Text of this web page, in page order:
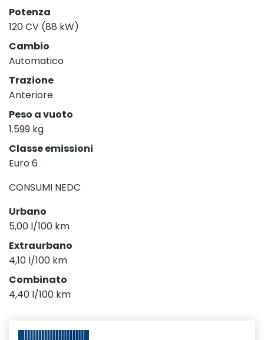
Potenza
120 CV (88 kW)
Cambio
Automatico
Trazione
Anteriore
Peso a vuoto
1.599 kg
Classe emissioni
Euro 6
CONSUMI NEDC
Urbano
5,00 l/100 km
Extraurbano
4,10 l/100 km
Combinato
4,40 l/100 km